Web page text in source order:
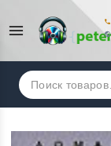
Искать: